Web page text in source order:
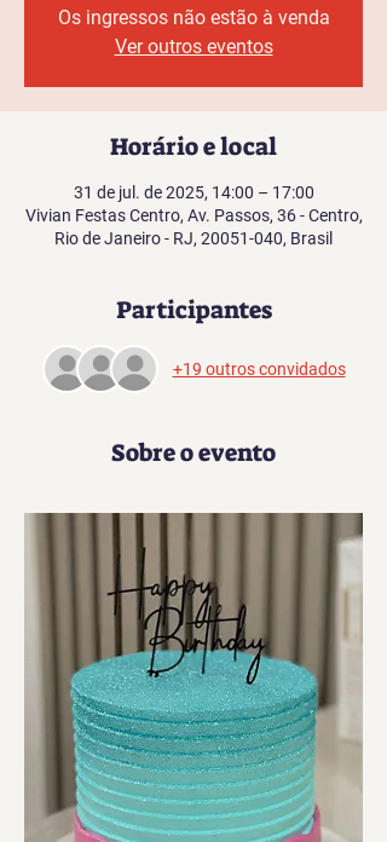
Os ingressos não estão à venda
Ver outros eventos
Horário e local
31 de jul. de 2025, 14:00 – 17:00
Vivian Festas Centro, Av. Passos, 36 - Centro,
Rio de Janeiro - RJ, 20051-040, Brasil
Participantes
+19 outros convidados
Sobre o evento